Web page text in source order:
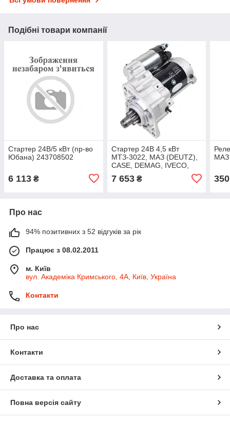
Подібні товари компанії
Стартер 24В/5 кВт (пр-во
Юбана) 243708502
6 113 ₴
Стартер 24В 4,5 кВт
МТЗ-3022, МАЗ (DEUTZ),
CASE, DEMAG, IVECO,
LIEBHER (пр-во Юбана)
243708102
7 653₴
МАЗ
350
Про нас
94% позитивних з 52 відгуків за рік
Працює з 08.02.2011
м. Київ
вул. Академіка Кримського, 4А, Київ, Україна
Контакти
Про нас
Контакти
Доставка та оплата
Повна версія сайту